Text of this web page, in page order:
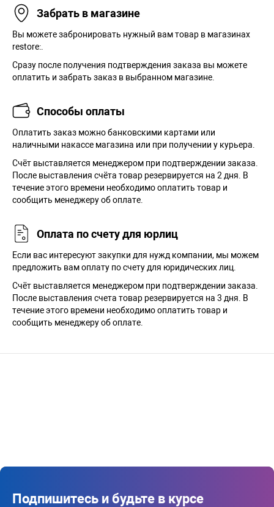
Забрать в магазине
Вы можете забронировать нужный вам товар в магазинах
restore:.
Сразу после получения подтверждения заказа вы можете
оплатить и забрать заказ в выбранном магазине.
Способы оплаты
Оплатить заказ можно банковскими картами или
наличными накассе магазина или при получении у курьера.
Cчёт выставляется менеджером при подтверждении заказа.
После выставления счёта товар резервируется на 2 дня. В
течение этого времени необходимо оплатить товар и
сообщить менеджеру об оплате.
Оплата по счету для юрлиц
Если вас интересуют закупки для нужд компании, мы можем
предложить вам оплату по счету для юридических лиц.
Счёт выставляется менеджером при подтверждении заказа.
После выставления счета товар резервируется на 3 дня. В
течение этого времени необходимо оплатить товар и
сообщить менеджеру об оплате.
Подпишитесь и будьте в курсе